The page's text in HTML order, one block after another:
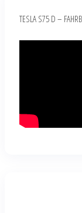
TESLA S75 D –